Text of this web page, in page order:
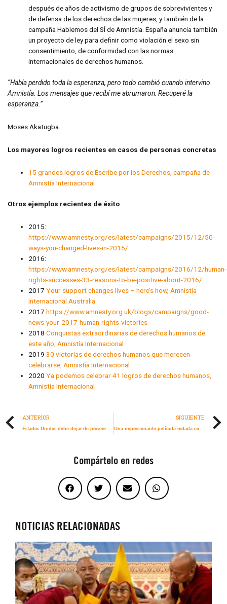
después de años de activismo de grupos de sobrevivientes y
de defensa de los derechos de las mujeres, y también de la
campaña Hablemos del SÍ de Amnistía. España anuncia también
un proyecto de ley para definir como violación el sexo sin
consentimiento, de conformidad con las normas
internacionales de derechos humanos.
“Había perdido toda la esperanza, pero todo cambió cuando intervino
Amnistía. Los mensajes que recibí me abrumaron: Recuperé la
esperanza.”
Moses Akatugba.
Los mayores logros recientes en casos de personas concretas
15 grandes logros de Escribe por los Derechos, campaña de
Amnistía Internacional
Otros ejemplos recientes de éxito
2015:
https://www.amnesty.org/es/latest/campaigns/2015/12/50-
ways-you-changed-lives-in-2015/
2016:
https://www.amnesty.org/es/latest/campaigns/2016/12/human-
rights-successes-33-reasons-to-be-positive-about-2016/
2017Your support changes lives – here’s how, Amnistía
Internacional Australia
2017https://www.amnesty.org.uk/blogs/campaigns/good-
news-your-2017-human-rights-victories
2018Conquistas extraordinarias de derechos humanos de
este año, Amnistía Internacional
201930 victorias de derechos humanos que merecen
celebrarse, Amnistía Internacional
2020Ya podemos celebrar 41 logros de derechos humanos,
Amnistía Internacional
ANTERIOR
SIGUIENTE
Una impresionante película rodada con drones en 5 lugares emblemáticos para celebrar el 60º aniversario de Amnistía Internacional
Compártelo en redes
NOTICIAS RELACIONADAS